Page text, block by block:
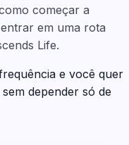
começar a
em uma rota
Life.
e você quer
depender só de